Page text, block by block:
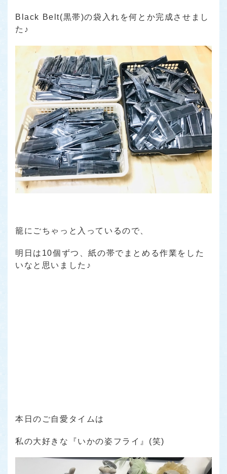
Black Belt(黒帯)の袋入れを何とか完成させまし
た♪
籠にごちゃっと入っているので、
明日は10個ずつ、紙の帯でまとめる作業をした
いなと思いました♪
本日のご自愛タイムは
私の大好きな『いかの姿フライ』(笑)